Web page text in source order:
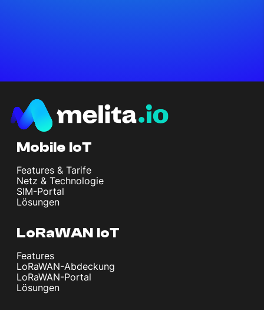
Mobile IoT
Features & Tarife
Netz & Technologie
SIM-Portal
Lösungen
LoRaWAN IoT
Features
LoRaWAN-Abdeckung
LoRaWAN-Portal
Lösungen